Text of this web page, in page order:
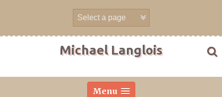
Michael Langlois
Menu